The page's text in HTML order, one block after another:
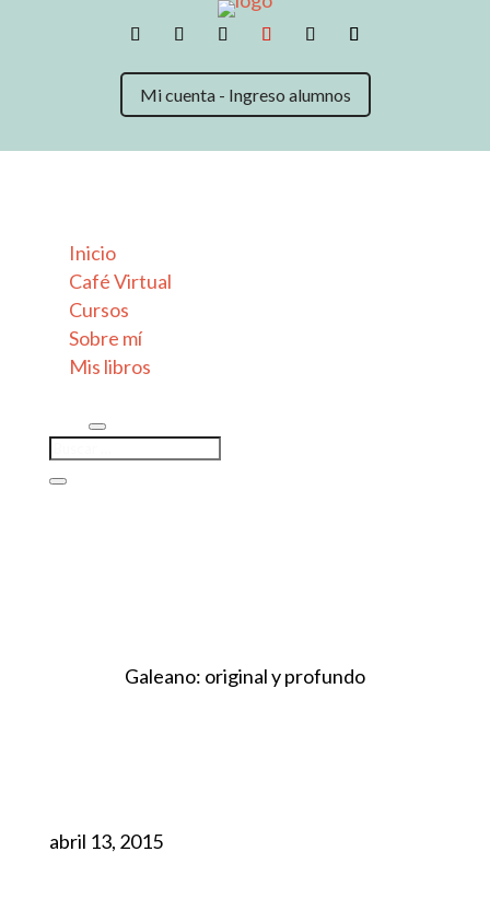
Mi cuenta - Ingreso alumnos
Inicio
Café Virtual
Cursos
Sobre mí
Mis libros
Galeano: original y profundo
abril 13, 2015